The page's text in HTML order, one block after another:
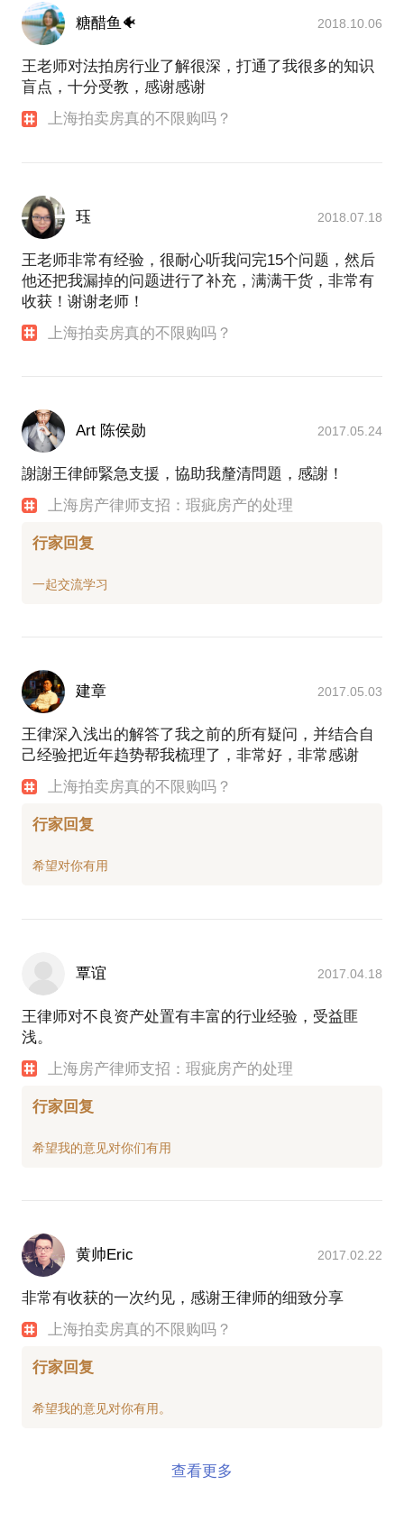
糖醋鱼🐠 2018.10.06
王老师对法拍房行业了解很深，打通了我很多的知识
盲点，十分受教，感谢感谢
上海拍卖房真的不限购吗？
珏 2018.07.18
王老师非常有经验，很耐心听我问完15个问题，然后
他还把我漏掉的问题进行了补充，满满干货，非常有
收获！谢谢老师！
上海拍卖房真的不限购吗？
Art 陈侯勋 2017.05.24
謝謝王律師緊急支援，協助我釐清問題，感謝！
上海房产律师支招：瑕疵房产的处理
行家回复
建章 2017.05.03
王律深入浅出的解答了我之前的所有疑问，并结合自
己经验把近年趋势帮我梳理了，非常好，非常感谢
上海拍卖房真的不限购吗？
行家回复
覃谊 2017.04.18
王律师对不良资产处置有丰富的行业经验，受益匪
浅。
上海房产律师支招：瑕疵房产的处理
行家回复
黄帅Eric 2017.02.22
非常有收获的一次约见，感谢王律师的细致分享
上海拍卖房真的不限购吗？
行家回复
查看更多